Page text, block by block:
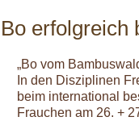
Bo erfolgreich
„Bo vom
In den Disziplinen
beim international
Frauchen am 26. +